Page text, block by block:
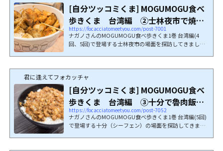
[自分ツッコミくま] MOGUMOGU食べ
歩きくま 台湾編 ②士林夜市で焼き
エリンギと魯肉飯
https://focacciatomeetyou.com/post-7001
ナガノさんのMOGUMOGU食べ歩きくま1巻 台湾編(4
回、5回)で登場する士林夜市の場面を探訪してきまし
君に逢えてフォカッチャ
[自分ツッコミくま] MOGUMOGU食べ
歩きくま 台湾編 ③十分で魯肉飯と
揚げアイスの...
https://focacciatomeetyou.com/post-7052
ナガノさんのMOGUMOGU食べ歩きくま1巻 台湾編(5回)
で登場する十分（シーフェン）の場面を探訪してきま